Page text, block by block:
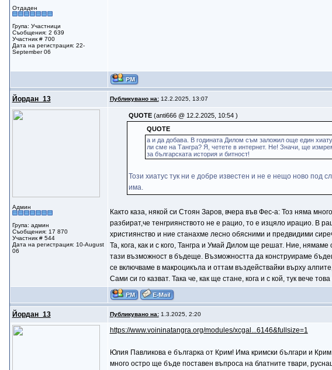
Отдаден
Група: Участници
Съобщения: 2 639
Участник # 700
Дата на регистрация: 22-
September 06
Йордан_13 Публикувано на:12.2.2025, 13:07
Админ
Група: админ
Съобщения: 17 870
Участник # 544
Дата на регистрация: 10-August
06
QUOTE (anti666 @ 12.2.2025, 10:54 )
QUOTE
а и да добава. В годината Дилом съм заложил още един
ли сме на Тангра? Я, четете в интернет. Не! Значи, ще
за българската история и битност!
Този хиатус тук ни е добре известен и не е нещо ново
има.
Както каза, някой си Стоян Заров, вчера във Фес-а: Тоз няма
разбират,че тенгриянството не е рацио, то е изцяло ирацио. В
християнство и ние станахме лесно обясними и предвидими
Та, кога, как и с кого, Тангра и Умай Дилом ще решат. Ние,
тази възможност в бъдеще. Възможността да конструираме
се включваме в макроцикъла и оттам въздействайки върху
Сами си го казват. Така че, как ще стане, кога и с кой, тук вече
Йордан_13 Публикувано на:1.3.2025, 2:20
https://www.voininatangra.org/modules/xcgal...6146&fullsize=1
Юлия Павликова е българка от Крим! Има кримски българи и
много остро ще бъде поставен въпроса на блатните твари,